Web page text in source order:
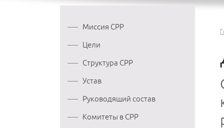
Миссия СРР
Цели
Структура СРР
Устав
Руководящий состав
Комитеты в СРР